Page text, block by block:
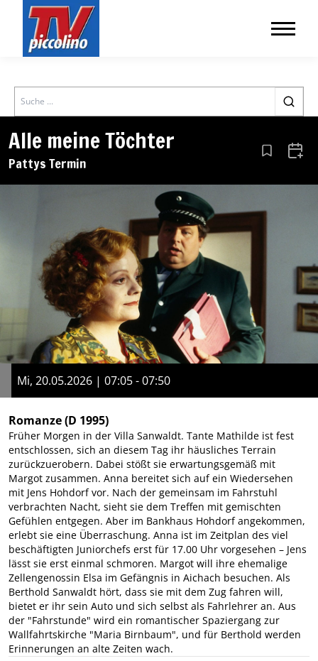
Search
Alle meine Töchter
Pattys Termin Aus den
Mi, 20.05.2026 | 07:05 - 07:50
Romanze(D 1995)
Früher Morgen in der Villa Sanwaldt. Tante Mathilde ist fest
entschlossen, sich an diesem Tag ihr häusliches Terrain
zurückzuerobern. Dabei stößt sie erwartungsgemäß mit
Margot zusammen. Anna bereitet sich auf ein Wiedersehen
mit Jens Hohdorf vor. Nach der gemeinsam im Fahrstuhl
verbrachten Nacht, sieht sie dem Treffen mit gemischten
Gefühlen entgegen. Aber im Bankhaus Hohdorf angekommen,
erlebt sie eine Überraschung. Anna ist im Zeitplan des viel
beschäftigten Juniorchefs erst für 17.00 Uhr vorgesehen – Jens
lässt sie erst einmal schmoren. Margot will ihre ehemalige
Zellengenossin Elsa im Gefängnis in Aichach besuchen. Als
Berthold Sanwaldt hört, dass sie mit dem Zug fahren will,
bietet er ihr sein Auto und sich selbst als Fahrlehrer an. Aus
der "Fahrstunde" wird ein romantischer Spaziergang zur
Wallfahrtskirche "Maria Birnbaum", und für Berthold werden
Erinnerungen an alte Zeiten wach.